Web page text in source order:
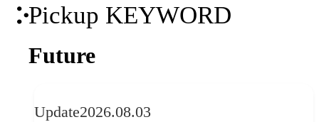
Pickup KEYWORD
Future
Update2026.08.03